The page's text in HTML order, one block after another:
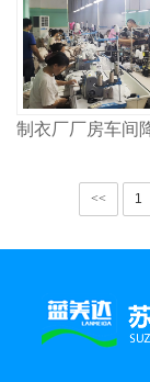
<< 1